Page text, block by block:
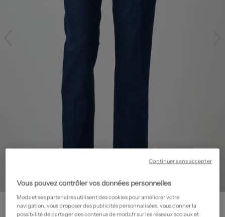
MEYER
Pantalon chino - Stretch - Outlet
Vous pouvez contrôler vos données personnelles
Modz et ses partenaires utilisent des cookies pour améliorer votre
navigation, vous proposer des publicités personnalisées, vous donner la
possibilité de partager des contenus de modz.fr sur les réseaux sociaux et
Continuer sans accepter